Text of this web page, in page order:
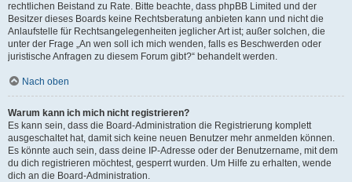
rechtlichen Beistand zu Rate. Bitte beachte, dass phpBB Limited und der
Besitzer dieses Boards keine Rechtsberatung anbieten kann und nicht die
Anlaufstelle für Rechtsangelegenheiten jeglicher Art ist; außer solchen, die
unter der Frage „An wen soll ich mich wenden, falls es Beschwerden oder
juristische Anfragen zu diesem Forum gibt?“ behandelt werden.
Nach oben
Warum kann ich mich nicht registrieren?
Es kann sein, dass die Board-Administration die Registrierung komplett
ausgeschaltet hat, damit sich keine neuen Benutzer mehr anmelden können.
Es könnte auch sein, dass deine IP-Adresse oder der Benutzername, mit dem
du dich registrieren möchtest, gesperrt wurden. Um Hilfe zu erhalten, wende
dich an die Board-Administration.